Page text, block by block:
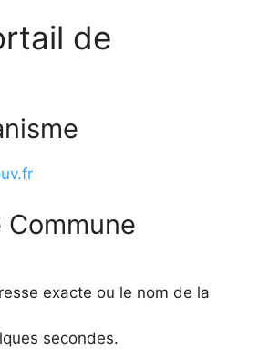
de
exacte ou le nom de la
secondes.